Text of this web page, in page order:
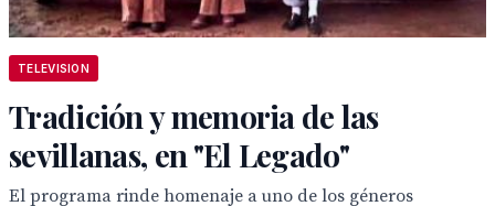
TELEVISION
Tradición y memoria de las
sevillanas, en "El Legado"
El programa rinde homenaje a uno de los géneros